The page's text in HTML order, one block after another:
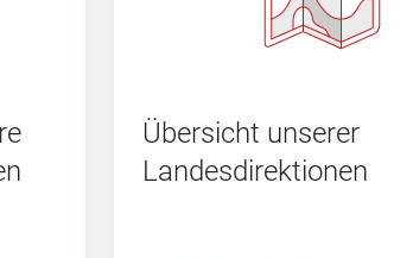
Übersicht unserer
Landesdirektionen